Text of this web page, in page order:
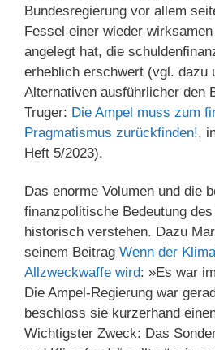
Bundesregierung vor allem
Fessel einer wieder wirksamen
angelegt hat, die
erheblich erschwert (vgl. dazu
Alternativen ausführlicher den
Truger: Die Ampel muss zum
Pragmatismus zurückfinden!,
Heft 5/2023).
Das enorme Volumen und die
finanzpolitische Bedeutung
historisch verstehen. Dazu
seinem Beitrag Wenn der
Allzweckwaffe wird: »Es war
Die Ampel-Regierung war
beschloss sie kurzerhand
Wichtigster Zweck: Das